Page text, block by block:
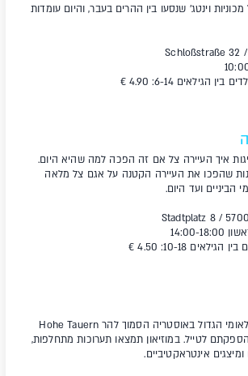
וינטג' שנסעו בין ההרים בעבר, והיום עומדות
בין הגילאים 6-14: 4.90 €
איך העיירה צל אם זה הפכה למה שהיא היום.
שהפכו את העיירה הקטנה על אגם צל מלאה
הביניים ועד היום.
18:00
הגילאים 10-18: 4.50 €
מוקדש כולו לפארק הלאומי הגדול באוסטריה הסמוך להר Hohe Tauern
לטייל. במוזיאון תמצאו תערוכות מתחלפות,
אינטראקטיביים.